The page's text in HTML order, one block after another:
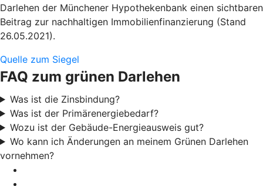
Darlehen der Münchener Hypothekenbank einen sichtbaren
Beitrag zur nachhaltigen Immobilienfinanzierung (Stand
26.05.2021).
Quelle zum Siegel
FAQ zum grünen Darlehen
Was ist die Zinsbindung?
Was ist der Primärenergiebedarf?
Wozu ist der Gebäude-Energieausweis gut?
Wo kann ich Änderungen an meinem Grünen Darlehen
vornehmen?